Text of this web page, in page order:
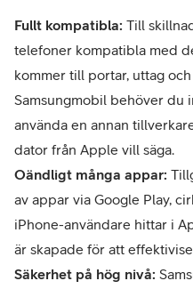
Fullt kompatibla: Till
telefoner kompatibla med
kommer till portar, uttag
Samsungmobil behöver du
använda en annan
dator från Apple vill säga.
Oändligt många appar:
av appar via Google Play,
iPhone-användare hittar i
är skapade för att
Säkerhet på hög nivå: